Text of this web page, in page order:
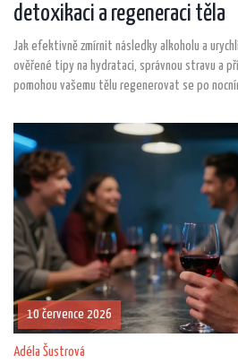
detoxikaci a regeneraci těla
Jak efektivně zmírnit následky alkoholu a
ověřené tipy na hydrataci, správnou stravu a
pomohou vašemu tělu regenerovat se po
10 července 2026
Adéla Šustrová